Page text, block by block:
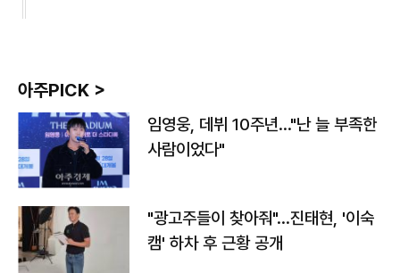
아주PICK >
임영웅, 데뷔 10주년…"난 늘 부족한
사람이었다"
"광고주들이 찾아줘"…진태현, '이숙
캠' 하차 후 근황 공개